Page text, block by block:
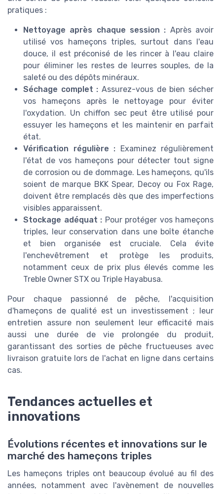
pratiques :
Nettoyage après chaque session : Après avoir
utilisé vos hameçons triples, surtout dans l'eau
douce, il est préconisé de les rincer à l'eau claire
pour éliminer les restes de leurres souples, de la
saleté ou des dépôts minéraux.
Séchage complet : Assurez-vous de bien sécher
vos hameçons après le nettoyage pour éviter
l'oxydation. Un chiffon sec peut être utilisé pour
essuyer les hameçons et les maintenir en parfait
état.
Vérification régulière : Examinez régulièrement
l'état de vos hameçons pour détecter tout signe
de corrosion ou de dommage. Les hameçons, qu'ils
soient de marque BKK Spear, Decoy ou Fox Rage,
doivent être remplacés dès que des imperfections
visibles apparaissent.
Stockage adéquat : Pour protéger vos hameçons
triples, leur conservation dans une boîte étanche
et bien organisée est cruciale. Cela évite
l'enchevêtrement et protège les produits,
notamment ceux de prix plus élevés comme les
Treble Owner STX ou Triple Hayabusa.
Pour chaque passionné de pêche, l'acquisition
d'hameçons de qualité est un investissement ; leur
entretien assure non seulement leur efficacité mais
aussi une durée de vie prolongée du produit,
garantissant des sorties de pêche fructueuses avec
livraison gratuite lors de l'achat en ligne dans certains
cas.
Tendances actuelles et
innovations
Évolutions récentes et innovations sur le
marché des hameçons triples
Les hameçons triples ont beaucoup évolué au fil des
années, notamment avec l'avènement de nouvelles